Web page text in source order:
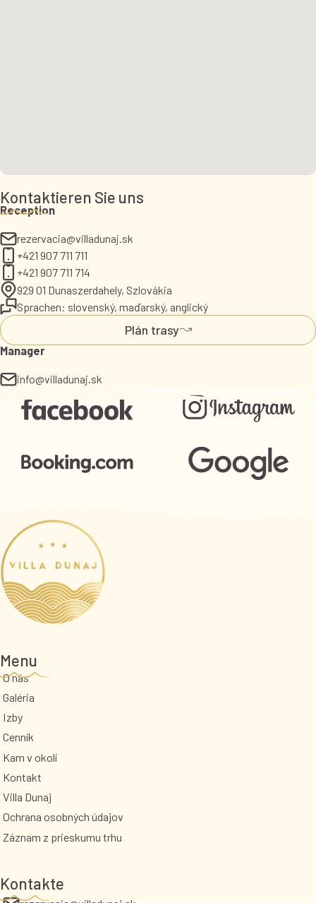
Kontaktieren Sie uns
Reception
rezervacia@villadunaj.sk
+421 907 711 711
+421 907 711 714
929 01 Dunaszerdahely, Szlovákia
Sprachen: slovenský, maďarský, anglický
Plán trasy
Manager
info@villadunaj.sk
Menu
O nás
Galéria
Izby
Cenník
Kam v okolí
Kontakt
Villa Dunaj
Ochrana osobných údajov
Záznam z prieskumu trhu
Kontakte